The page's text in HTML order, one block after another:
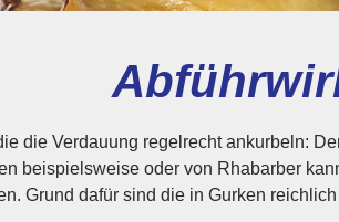
die Verdauung regelrecht ankurbeln:
beispielsweise oder von Rhabarber
Grund dafür sind die in Gurken
fördern. Rhabarber wiederum